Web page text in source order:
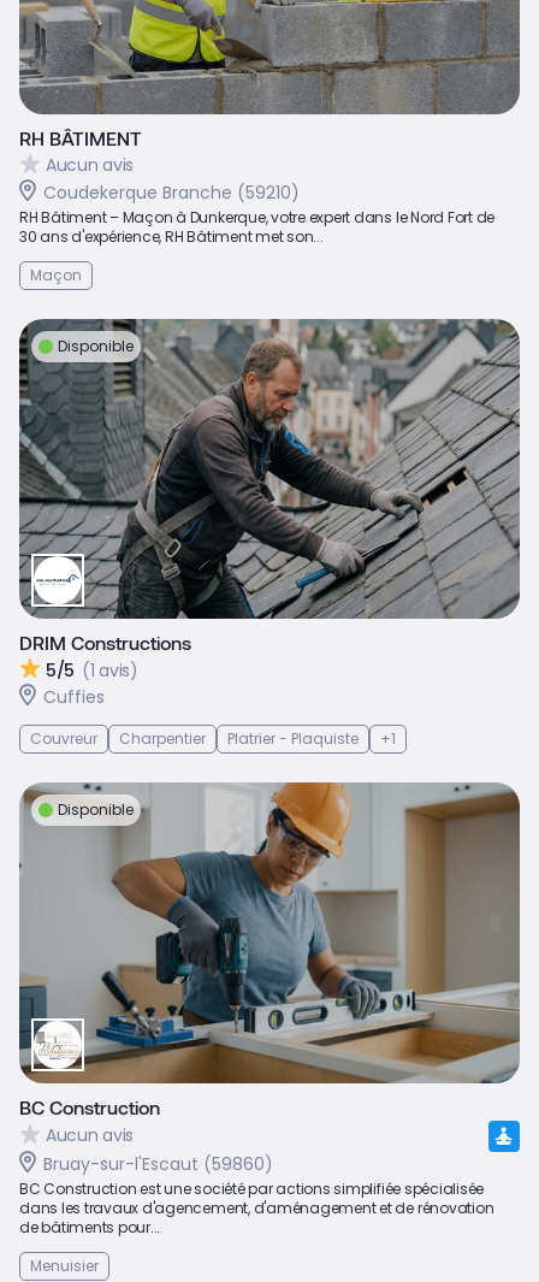
RH BÂTIMENT
Aucun avis
Coudekerque Branche (59210)
RH Bâtiment – Maçon à Dunkerque, votre expert dans le Nord Fort de
30 ans d'expérience, RH Bâtiment met son...
Maçon
Disponible
DRIM Constructions
5/5 (1 avis)
Cuffies
Couvreur Charpentier Platrier - Plaquiste +1
Disponible
BC Construction
Aucun avis
Bruay-sur-l'Escaut (59860)
BC Construction est une société par actions simplifiée spécialisée
dans les travaux d'agencement, d'aménagement et de rénovation
de bâtiments pour...
Menuisier